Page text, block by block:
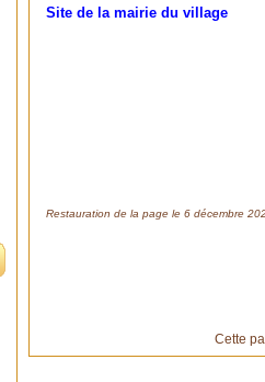
Site de la mairie du village
Restauration de la page le 6 décembre
Cette